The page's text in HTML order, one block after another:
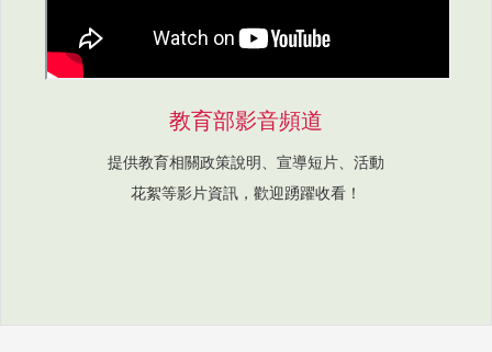
教育部影音頻道
提供教育相關政策說明、宣導短片、活動
花絮等影片資訊，歡迎踴躍收看！